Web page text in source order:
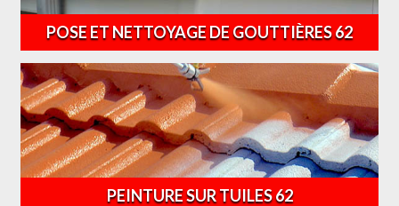
POSE ET NETTOYAGE DE GOUTTIÈRES 62
PEINTURE SUR TUILES 62